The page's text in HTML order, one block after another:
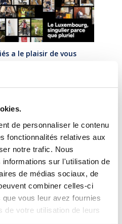
de personnaliser le contenu
fonctionnalités relatives aux
notre trafic. Nous
informations sur l'utilisation de
de médias sociaux, de
combiner celles-ci
vous leur avez fournies
de votre utilisation de leurs
a le plaisir de vous
2025 à 18h30
Etoile, Route d’Arlon L-
du projet :